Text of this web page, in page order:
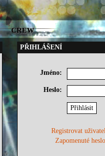
CREW
PŘIHLÁŠENÍ
Jméno:
Heslo:
Registrovat
Zapomenuté heslo